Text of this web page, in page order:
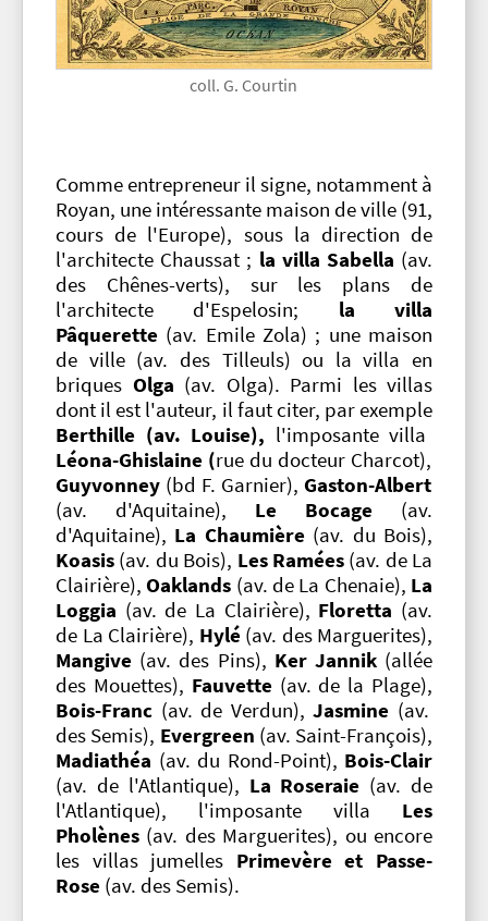
coll. G. Courtin
Comme entrepreneur il signe, notamment à
Royan, une intéressante maison de ville (91,
cours de l'Europe), sous la direction de
l'architecte Chaussat ; la villa Sabella (av.
des Chênes-verts), sur les plans de
l'architecte d'Espelosin; la villa
Pâquerette (av. Emile Zola) ; une maison
de ville (av. des Tilleuls) ou la villa en
briques Olga (av. Olga). Parmi les villas
dont il est l'auteur, il faut citer, par exemple
Berthille (av. Louise), l'imposante villa
Léona-Ghislaine (rue du docteur Charcot),
Guyvonney (bd F. Garnier), Gaston-Albert
(av. d'Aquitaine), Le Bocage (av.
d'Aquitaine), La Chaumière (av. du Bois),
Koasis (av. du Bois), Les Ramées(av. de La
Clairière), Oaklands (av. de La Chenaie), La
Loggia (av. de La Clairière), Floretta (av.
de La Clairière), Hylé (av. des Marguerites),
Mangive (av. des Pins), Ker Jannik(allée
des Mouettes), Fauvette (av. de la Plage),
Bois-Franc (av. de Verdun), Jasmine (av.
des Semis), Evergreen (av. Saint-François),
Madiathéa (av. du Rond-Point), Bois-Clair
(av. de l'Atlantique), La Roseraie (av. de
l'Atlantique), l'imposante villa Les
Pholènes (av. des Marguerites), ou encore
les villas jumelles Primevère et Passe-
Rose (av. des Semis).